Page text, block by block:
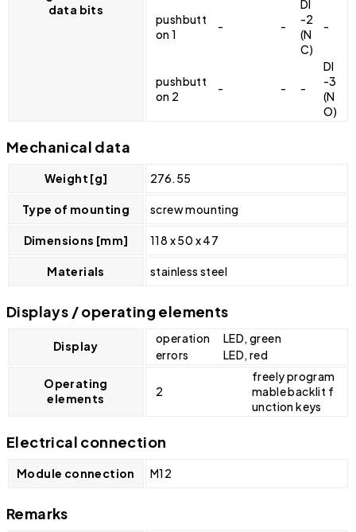
data bits
pushbutt
on 1
- -
DI
-2
(N
C)
-
pushbutt
on 2
- - -
DI
-3
(N
O)
Mechanical data
Weight [g] 276.55
Type of mounting screw mounting
Dimensions [mm] 118 x 50 x 47
Materials stainless steel
Displays / operating elements
Display
operation
LED, green
errors
LED, red
Operating
elements
2
freely program
mable backlit f
unction keys
Electrical connection
Module connection M12
Remarks